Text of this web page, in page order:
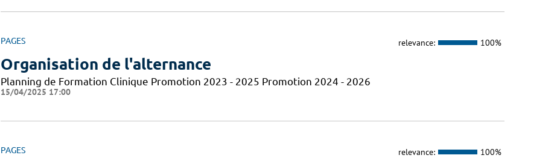
PAGES relevance: 100%
Organisation de l'alternance
Planning de Formation Clinique Promotion 2023 - 2025 Promotion 2024 - 2026
15/04/2025 17:00
PAGES relevance: 100%